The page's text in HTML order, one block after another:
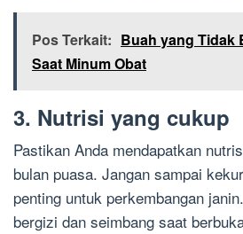
Pos Terkait: Buah yang Tidak
Saat Minum Obat
3. Nutrisi yang cukup
Pastikan Anda mendapatkan
bulan puasa. Jangan sampai
penting untuk perkembangan
bergizi dan seimbang saat